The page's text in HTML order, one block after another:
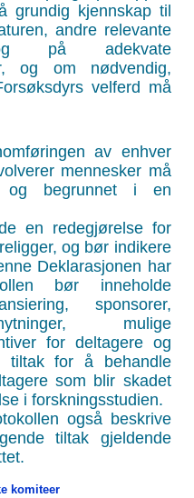
kjennskap til
andre relevante
og på adekvate
og om nødvendig,
velferd må
av enhver
mennesker må
og begrunnet i en
en redegjørelse for
og bør indikere
Deklarasjonen har
bør inneholde
sponsorer,
mulige
for deltagere og
tiltak for å behandle
som blir skadet
i forskningsstudien.
også beskrive
tiltak gjeldende
komiteer